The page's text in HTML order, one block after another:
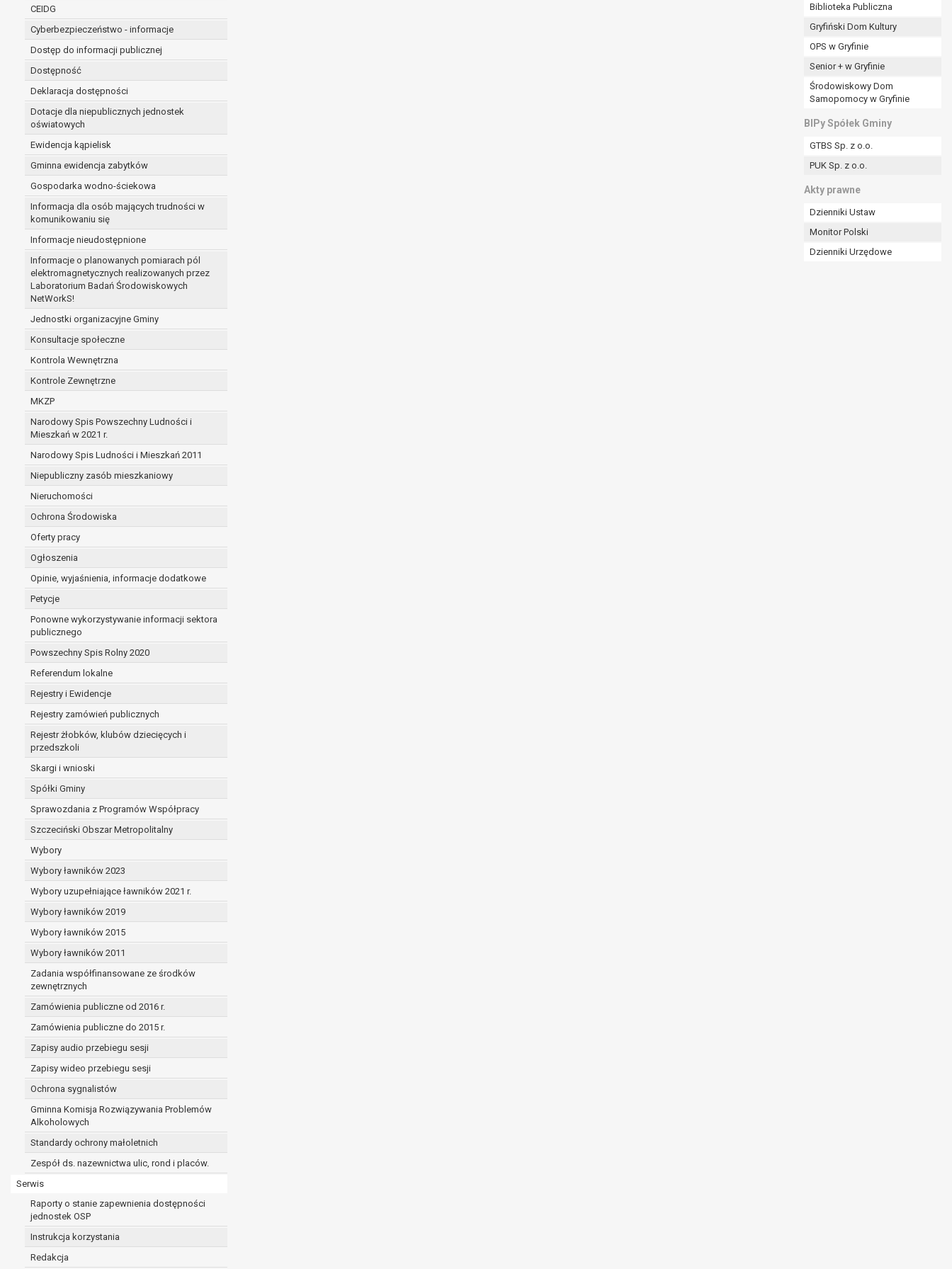
CEIDG
Cyberbezpieczeństwo - informacje
Dostęp do informacji publicznej
Dostępność
Deklaracja dostępności
Dotacje dla niepublicznych jednostek
oświatowych
Ewidencja kąpielisk
Gminna ewidencja zabytków
Gospodarka wodno-ściekowa
Informacja dla osób mających trudności w
komunikowaniu się
Informacje nieudostępnione
Informacje o planowanych pomiarach pól
elektromagnetycznych realizowanych przez
Laboratorium Badań Środowiskowych
NetWorkS!
Jednostki organizacyjne Gminy
Konsultacje społeczne
Kontrola Wewnętrzna
Kontrole Zewnętrzne
MKZP
Narodowy Spis Powszechny Ludności i
Mieszkań w 2021 r.
Narodowy Spis Ludności i Mieszkań 2011
Niepubliczny zasób mieszkaniowy
Nieruchomości
Ochrona Środowiska
Oferty pracy
Ogłoszenia
Opinie, wyjaśnienia, informacje dodatkowe
Petycje
Ponowne wykorzystywanie informacji sektora
publicznego
Powszechny Spis Rolny 2020
Referendum lokalne
Rejestry i Ewidencje
Rejestry zamówień publicznych
Rejestr żłobków, klubów dziecięcych i
przedszkoli
Skargi i wnioski
Spółki Gminy
Sprawozdania z Programów Współpracy
Szczeciński Obszar Metropolitalny
Wybory
Wybory ławników 2023
Wybory uzupełniające ławników 2021 r.
Wybory ławników 2019
Wybory ławników 2015
Wybory ławników 2011
Zadania współfinansowane ze środków
zewnętrznych
Zamówienia publiczne od 2016 r.
Zamówienia publiczne do 2015 r.
Zapisy audio przebiegu sesji
Zapisy wideo przebiegu sesji
Ochrona sygnalistów
Gminna Komisja Rozwiązywania Problemów
Alkoholowych
Standardy ochrony małoletnich
Zespół ds. nazewnictwa ulic, rond i placów.
Serwis
Raporty o stanie zapewnienia dostępności
jednostek OSP
Instrukcja korzystania
Redakcja
Biblioteka Publiczna
Gryfiński Dom Kultury
OPS w Gryfinie
Senior + w Gryfinie
Środowiskowy Dom
Samopomocy w Gryfinie
BIPy Spółek Gminy
GTBS Sp. z o.o.
PUK Sp. z o.o.
Akty prawne
Dzienniki Ustaw
Monitor Polski
Dzienniki Urzędowe
administratorowi bądź
niezbędność przetwarzania do celów wynikających z prawnie uzasadnionych interesów realizowanych przez administratora lub przez stronę trzecią.
Z przyczyn związanych z Pani/Pana szczególną sytuacją. W razie wniesienia sprzeciwu, administrator nie może już przetwarzać tych danych osobowych, chyba że wykaże
on istnienie ważnych prawnie uzasadnionych podstaw do przetwarzania, nadrzędnych wobec interesów, praw i wolności osoby, której dane dotyczą, lub podstaw do
ustalenia, dochodzenia lub obrony roszczeń.
W przypadku gdy przetwarzanie danych osobowych odbywa się na podstawie zgody osoby na przetwarzanie danych osobowych (art. 6 ust. 1 lit a RODO), przysługuje Pani/Panu
prawo do cofnięcia tej zgody w dowolnym momencie. Cofnięcie to nie ma wpływu na zgodność przetwarzania, którego dokonano na podstawie zgody przed jej cofnięciem.
Przysługuje Pani/Panu prawo wniesienia skargi do organu nadzorczego na niezgodne z prawem przetwarzanie Pani/Pana danych osobowych przez administratora.
Organem właściwym do wniesienia skargi jest Prezes Urzędu Ochrony Danych Osobowych.
W zależności od sfery, w której przetwarzane są dane osobowe, podanie danych osobowych jest dobrowolne albo jest wymogiem ustawowym lub umownym.
Pani/Pana dane nie będą poddawane zautomatyzowanemu podejmowaniu decyzji, w tym również profilowaniu.